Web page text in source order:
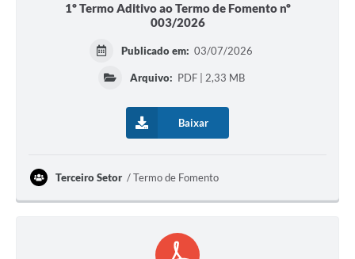
1º Termo Aditivo ao Termo de Fomento nº
003/2026
Publicado em: 03/07/2026
Arquivo: PDF | 2,33 MB
Baixar
Terceiro Setor Termo de Fomento